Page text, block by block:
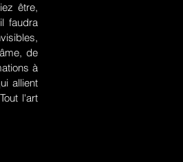
être,
faudra
de
à
allient
l'art